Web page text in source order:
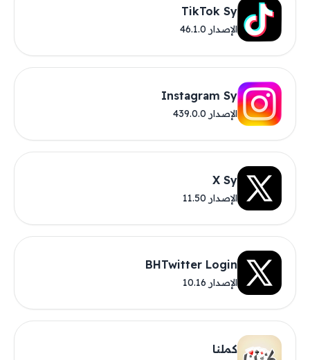
TikTok Sy
الإصدار 46.1.0
Instagram Sy
الإصدار 439.0.0
X Sy
الإصدار 11.50
BHTwitter Login
الإصدار 10.16
كملنا